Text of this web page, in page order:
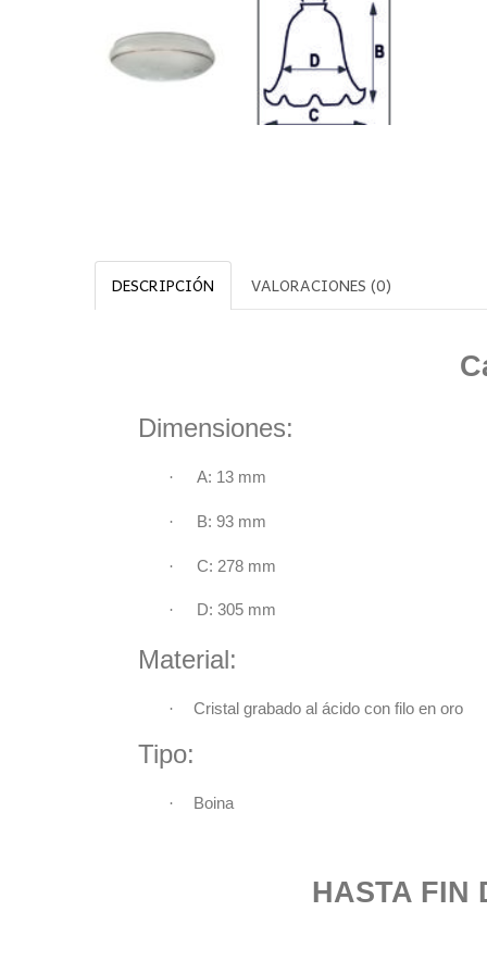
DESCRIPCIÓN VALORACIONES (0)
Dimensiones:
· A: 13 mm
· B: 93 mm
· C: 278 mm
· D: 305 mm
Material:
· Cristal grabado al ácido con filo en oro
Tipo:
· Boina
HASTA FIN DE